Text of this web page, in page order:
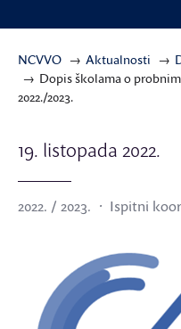
NCVVO Aktualnosti
Dopis školama o
2022./2023.
19. listopada 2022.
2022. / 2023. Ispitni